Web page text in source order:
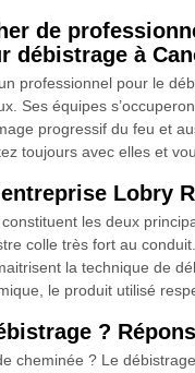
de
débistrage à
professionnel pour le
Ses équipes
progressif du feu et
toujours avec elles et
Lobry
les deux
colle très fort au
la technique de
le produit utilisé
?
cheminée ? Le